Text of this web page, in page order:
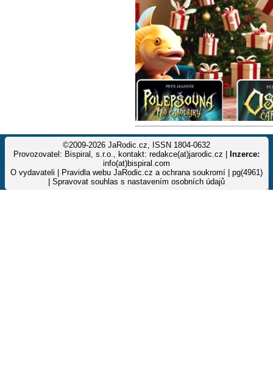
©2009-2026 JaRodic.cz, ISSN 1804-0632
Provozovatel: Bispiral, s.r.o., kontakt: redakce(at)jarodic.cz |
Inzerce:
info(at)bispiral.com
O vydavateli
Pravidla webu JaRodic.cz a ochrana soukromí | pg(4961)
Spravovat souhlas s nastavením osobních údajů